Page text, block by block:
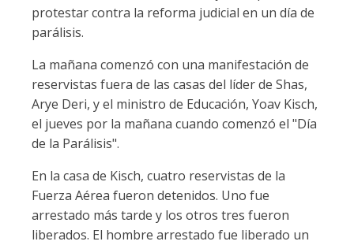
protestar contra la reforma judicial en un día de
parálisis.
La mañana comenzó con una manifestación de
reservistas fuera de las casas del líder de Shas,
Arye Deri, y el ministro de Educación, Yoav Kisch,
el jueves por la mañana cuando comenzó el "Día
de la Parálisis".
En la casa de Kisch, cuatro reservistas de la
Fuerza Aérea fueron detenidos. Uno fue
arrestado más tarde y los otros tres fueron
liberados. El hombre arrestado fue liberado un